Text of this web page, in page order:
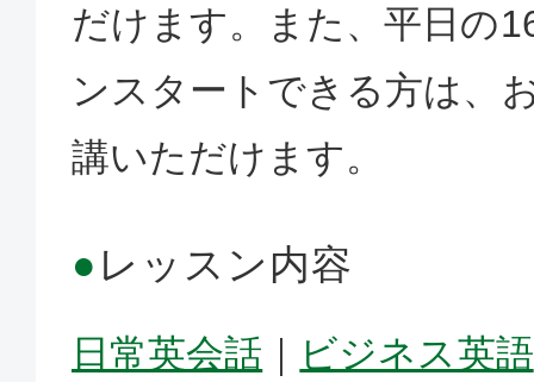
だけます。また、平日の
ンスタートできる方は、
講いただけます。
● レッスン内容
日常英会話 ビジネス英語